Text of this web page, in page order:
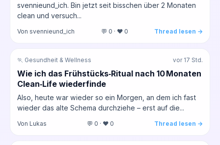
svennieund_ich. Bin jetzt seit bisschen über 2 Monaten
clean und versuch...
Von svennieund_ich 💬 0 · ❤️ 0 Thread lesen →
🏃 Gesundheit & Wellness vor 17 Std.
Wie ich das Frühstücks‑Ritual nach 10 Monaten
Clean‑Life wiederfinde
Also, heute war wieder so ein Morgen, an dem ich fast
wieder das alte Schema durchziehe – erst auf die...
Von Lukas 💬 0 · ❤️ 0 Thread lesen →